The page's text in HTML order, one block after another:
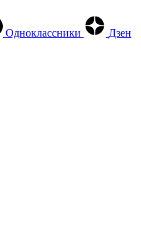
Одноклассники
Дзен